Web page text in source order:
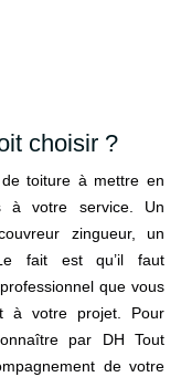
choisir ?
toiture à mettre en
à votre service. Un
zingueur, un
fait est qu’il faut
que vous
à votre projet. Pour
par DH Tout
de votre